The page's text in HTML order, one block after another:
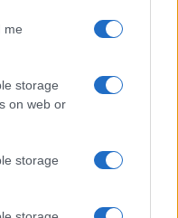
me
storage
on web or
storage
να είμαι ειλικρινής,
Μέχρι τότε δηλώνω
View Replies